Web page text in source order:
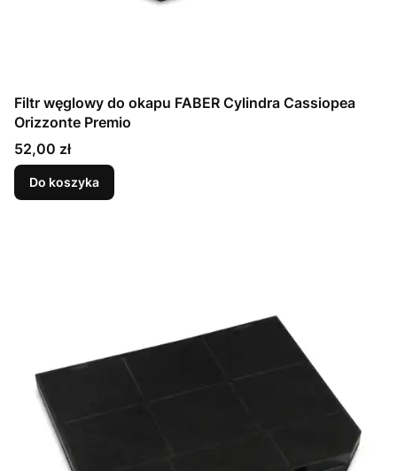
Filtr węglowy do okapu FABER Cylindra Cassiopea
Orizzonte Premio
Cena
52,00 zł
Do koszyka